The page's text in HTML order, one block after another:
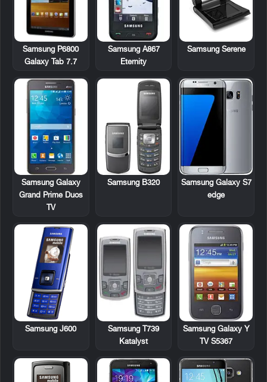
Samsung Serene
Samsung A867
Eternity
Samsung P6800
Galaxy Tab 7.7
Samsung Galaxy S7
edge
Samsung B320
Samsung Galaxy
Grand Prime Duos
TV
Samsung Galaxy Y
TV S5367
Samsung T739
Katalyst
Samsung J600